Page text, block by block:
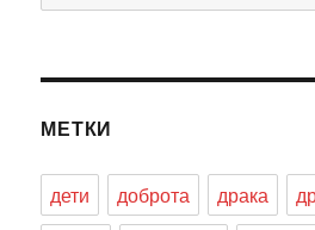
МЕТКИ
дети доброта драка